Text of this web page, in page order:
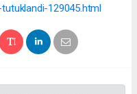
129045.html